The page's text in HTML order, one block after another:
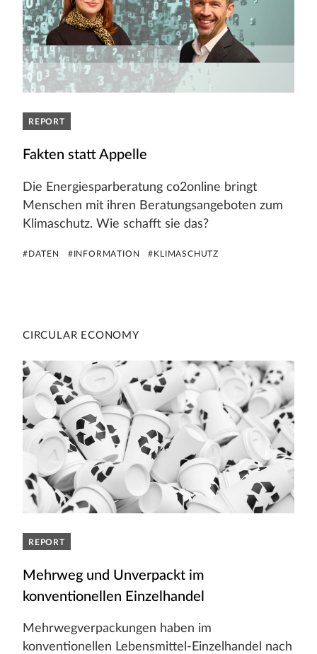
REPORT
Fakten statt Appelle
Die Energiesparberatung co2online bringt
Menschen mit ihren Beratungsangeboten zum
Klimaschutz. Wie schafft sie das?
#DATEN #INFORMATION #KLIMASCHUTZ
CIRCULAR ECONOMY
REPORT
Mehrweg und Unverpackt im
konventionellen Einzelhandel
Mehrwegverpackungen haben im
konventionellen Lebensmittel-Einzelhandel nach